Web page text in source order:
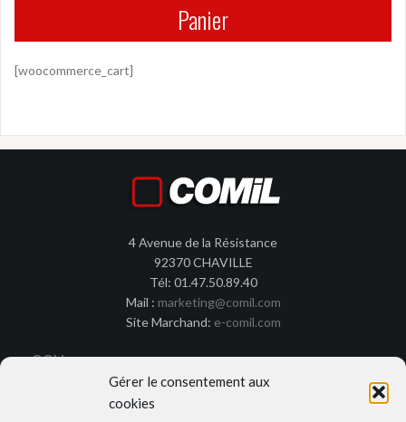
Gérer le consentement aux
cookies
Panier
[woocommerce_cart]
4 Avenue de la Résistance
92370 CHAVILLE
Tél: 01.47.50.89.40
Mail : marketing@comil.com
Site Marchand: e-comil.com
CGV